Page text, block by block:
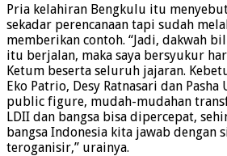
Pria kelahiran Bengkulu itu
sekadar perencanaan tapi sudah
memberikan contoh. “Jadi, dakwah
itu berjalan, maka saya bersyukur
Ketum beserta seluruh jajaran.
Eko Patrio, Desy Ratnasari dan Pasha
public figure, mudah-mudahan
LDII dan bangsa bisa dipercepat,
bangsa Indonesia kita jawab dengan
teroganisir,” urainya.